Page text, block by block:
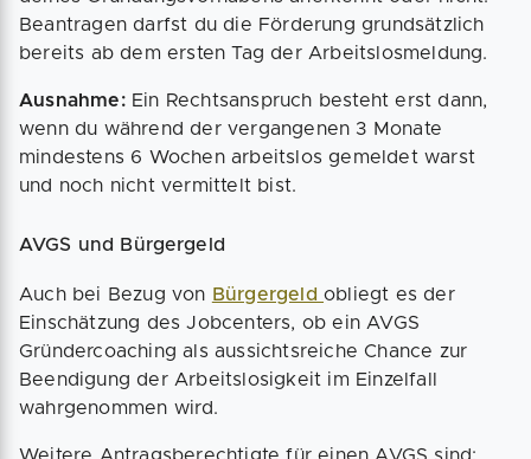
Beantragen darfst du die Förderung grundsätzlich
bereits ab dem ersten Tag der Arbeitslosmeldung.
Ausnahme: Ein Rechtsanspruch besteht erst dann,
wenn du während der vergangenen 3 Monate
mindestens 6 Wochen arbeitslos gemeldet warst
und noch nicht vermittelt bist.
AVGS und Bürgergeld
Auch bei Bezug von Bürgergeldobliegt es der
Einschätzung des Jobcenters, ob ein AVGS
Gründercoaching als aussichtsreiche Chance zur
Beendigung der Arbeitslosigkeit im Einzelfall
wahrgenommen wird.